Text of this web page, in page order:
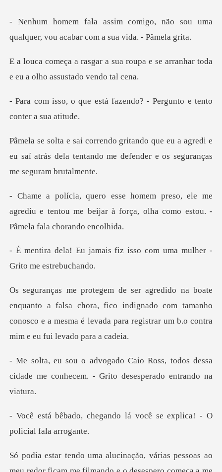
, não sou uma
qualquer, vou acab
roupa e se arranhar toda
e eu
tá fazendo? - Pergunto e
u a agredi e
eu saí atrás dela tentando me de
e me
agrediu e tentou me beijar à força, olha
is fiz isso com uma mulhe
lsa chora, fico indignado com tamanho
conosco e a mesma é levada
ss, todos dessa
cidade me conhecem. -
ndo lá você se explica! -